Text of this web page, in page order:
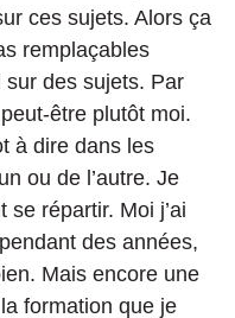
ces sujets. Alors ça
remplaçables
des sujets. Par
être plutôt moi.
à dire dans les
ou de l’autre. Je
répartir. Moi j’ai
des années,
Mais encore une
formation que je